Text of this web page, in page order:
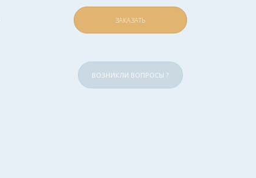
ЗАКАЗАТЬ
ВОЗНИКЛИ ВОПРОСЫ ?